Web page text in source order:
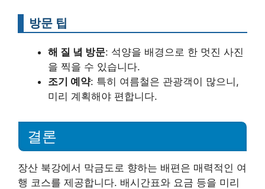
방문 팁
해 질 녘 방문: 석양을 배경으로 한 멋진 사진
을 찍을 수 있습니다.
조기 예약: 특히 여름철은 관광객이 많으니,
미리 계획해야 편합니다.
결론
장산 북강에서 막금도로 향하는 배편은 매력적인 여
행 코스를 제공합니다. 배시간표와 요금 등을 미리